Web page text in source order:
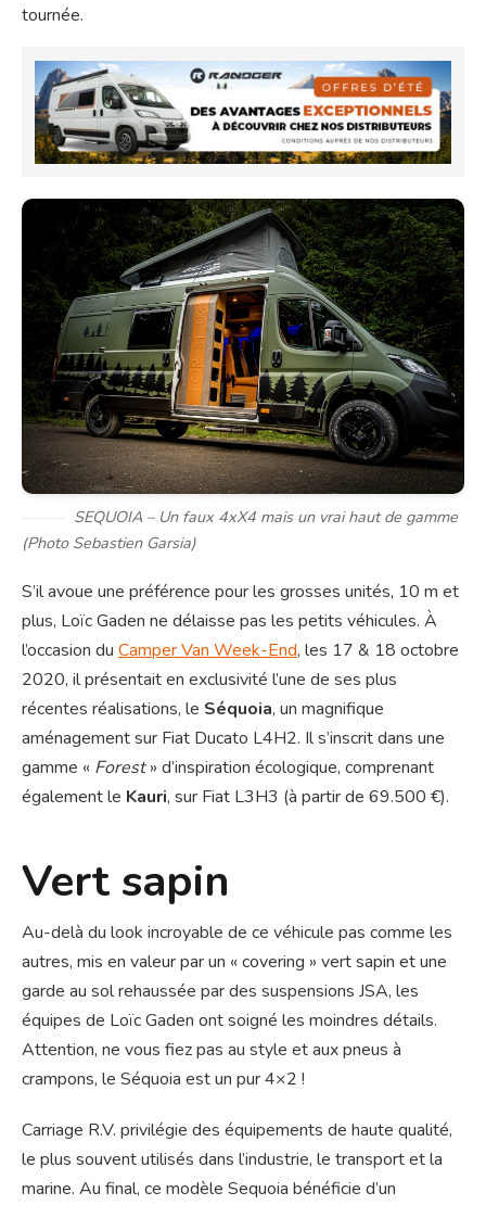
tournée.
SEQUOIA – Un faux 4xX4 mais un vrai haut de gamme
(Photo Sebastien Garsia)
S’il avoue une préférence pour les grosses unités, 10 m et
plus, Loïc Gaden ne délaisse pas les petits véhicules. À
l’occasion du Camper Van Week-End, les 17 & 18 octobre
2020, il présentait en exclusivité l’une de ses plus
récentes réalisations, le Séquoia, un magnifique
aménagement sur Fiat Ducato L4H2. Il s’inscrit dans une
gamme « Forest» d’inspiration écologique, comprenant
également le Kauri, sur Fiat L3H3 (à partir de 69.500 €).
Vert sapin
Au-delà du look incroyable de ce véhicule pas comme les
autres, mis en valeur par un « covering » vert sapin et une
garde au sol rehaussée par des suspensions JSA, les
équipes de Loïc Gaden ont soigné les moindres détails.
Attention, ne vous fiez pas au style et aux pneus à
crampons, le Séquoia est un pur 4×2 !
Carriage R.V. privilégie des équipements de haute qualité,
le plus souvent utilisés dans l’industrie, le transport et la
marine. Au final, ce modèle Sequoia bénéficie d’un